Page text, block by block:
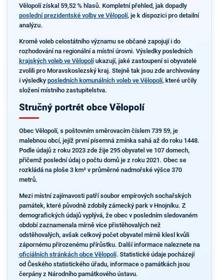
Vělopolí získal 59,52 % hlasů. Kompletní přehled, jak dopadly
poslední prezidentské volby ve Vělopolí, je k dispozici pro detailní
analýzu.
Kromě voleb celostátního významu se občané zapojují i do
rozhodování na regionální a místní úrovni. Výsledky posledních
krajských voleb ve Vělopolíukazují, jaké zastoupení si obyvatelé
zvolili pro Moravskoslezský kraj. Stejně tak jsou zde archivovány
i výsledky posledních komunálních voleb ve Vělopolí, které určily
složení místního zastupitelstva.
Stručný portrét obce Vělopolí
Obec Vělopolí, s poštovním směrovacím číslem 739 59, je
malebnou obcí, jejíž první písemná zmínka sahá až do roku 1448.
Podle údajů z roku 2023 zde žije 295 obyvatel ve 107 domech,
přičemž poslední údaj o počtu domů je z roku 2021. Obec se
rozkládá na ploše 3 km² v průměrné nadmořské výšce 370
metrů.
Mezi místní zajímavosti patří soubor empírových sochařských
památek, které původně zdobily zámecký park v Hnojníku. Z
demografických údajů vyplývá, že obec v posledním sledovaném
období zaznamenala mírně více přistěhovalých než
odstěhovalých, avšak celkový počet obyvatel mírně klesl kvůli
zápornému přirozenému přírůstku. Další informace naleznete na
oficiálních stránkách obce Vělopolí. Statistické údaje pocházejí
od Českého statistického úřadu, informace o památkách jsou
čerpány z Národního památkového ústavu.